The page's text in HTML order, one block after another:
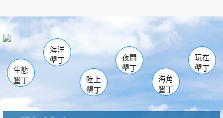
南仁湖
海生館
恆春 佳樂水
龍鑾潭自然中心 森林遊樂區
瓊麻館
關山 墾管處遊客中心
社頂公園 風吹沙
船帆石
白砂 龍磐公園
香蕉灣
砂島
鵝鑾鼻
生態
墾丁
海洋
墾丁
陸上
墾丁
夜間
墾丁
海角
墾丁
玩在
墾丁